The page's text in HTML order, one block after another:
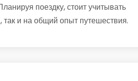
поездку, стоит учитывать
так и на общий опыт путешествия.